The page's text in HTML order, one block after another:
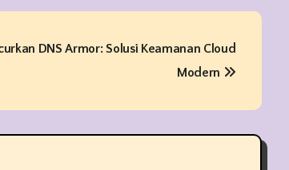
DNS Armor: Solusi Keamanan Cloud
Modern